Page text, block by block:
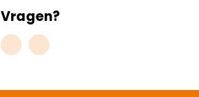
Vragen?